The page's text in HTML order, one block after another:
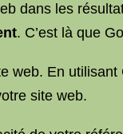
dans les
. C’est là que
web. En
site web.